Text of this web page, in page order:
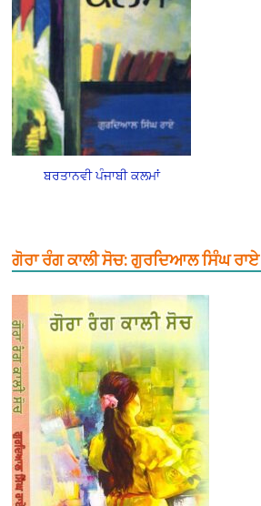
ਬਰਤਾਨਵੀ ਪੰਜਾਬੀ ਕਲਮਾਂ
ਗੋਰਾ ਰੰਗ ਕਾਲੀ ਸੋਚ: ਗੁਰਦਿਆਲ ਸਿੰਘ ਰਾਏ